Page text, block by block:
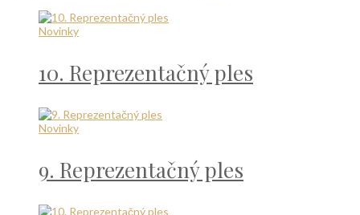
Novinky
10. Reprezentačný ples
Novinky
9. Reprezentačný ples